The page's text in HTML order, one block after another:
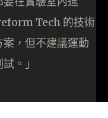
Tech 的技術
，但不建議運動
。」